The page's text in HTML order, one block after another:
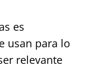
es
usan para lo
relevante